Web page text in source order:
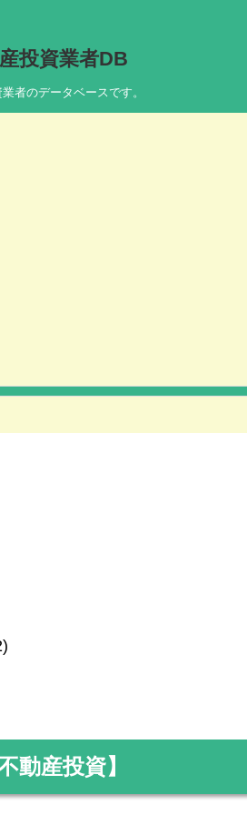
投資業者DB
者のデータベースです。
動産投資】